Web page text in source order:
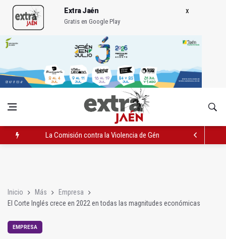
Extra Jaén
Gratis en Google Play
La Comisión contra la Violencia de Género rechaza las
Inicio Más
Empresa
El Corte Inglés crece en 2022 en todas las magnitudes económicas
EMPRESA